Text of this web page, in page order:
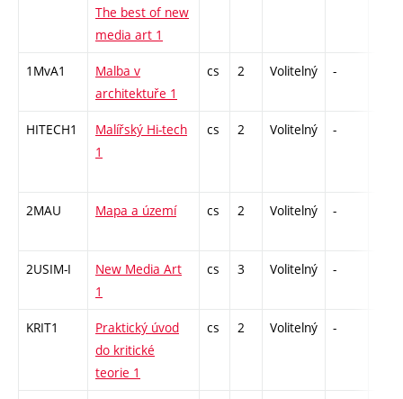
The best of new
media art 1
1MvA1
Malba v
architektuře 1
cs 2 Volitelný -
HITECH1
Malířský Hi-tech
1
cs 2 Volitelný -
2MAU Mapa a území cs 2 Volitelný -
2USIM-I
New Media Art
1
cs 3 Volitelný -
KRIT1
Praktický úvod
do kritické
teorie 1
cs 2 Volitelný -